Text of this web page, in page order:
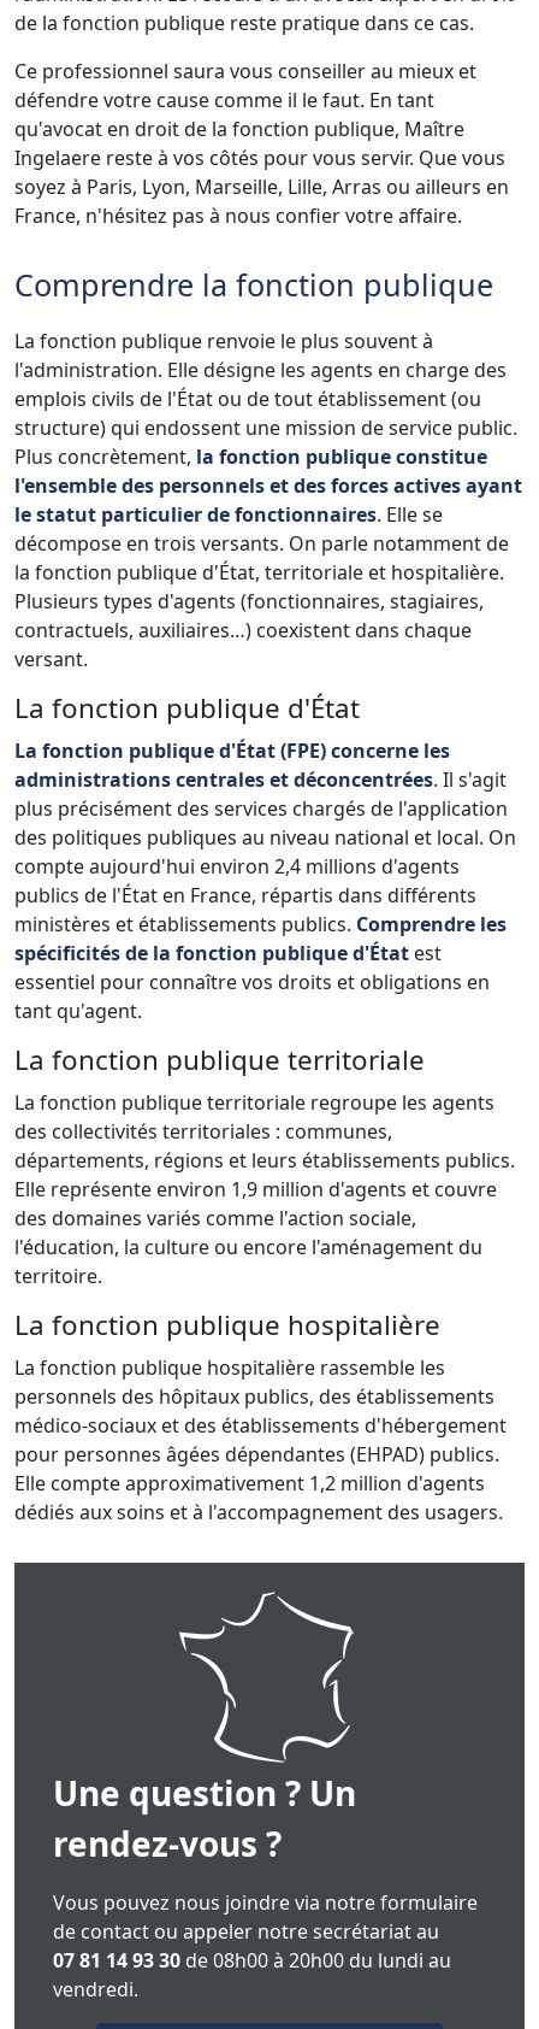
de la fonction publique reste pratique dans ce cas.
Ce professionnel saura vous conseiller au mieux et
défendre votre cause comme il le faut. En tant
qu'avocat en droit de la fonction publique, Maître
Ingelaere reste à vos côtés pour vous servir. Que vous
soyez à Paris, Lyon, Marseille, Lille, Arras ou ailleurs en
France, n'hésitez pas à nous confier votre affaire.
Comprendre la fonction publique
La fonction publique renvoie le plus souvent à
l'administration. Elle désigne les agents en charge des
emplois civils de l'État ou de tout établissement (ou
structure) qui endossent une mission de service public.
Plus concrètement, la fonction publique constitue
l'ensemble des personnels et des forces actives ayant
le statut particulier de fonctionnaires. Elle se
décompose en trois versants. On parle notamment de
la fonction publique d'État, territoriale et hospitalière.
Plusieurs types d'agents (fonctionnaires, stagiaires,
contractuels, auxiliaires…) coexistent dans chaque
versant.
La fonction publique d'État
La fonction publique d'État (FPE) concerne les
administrations centrales et déconcentrées. Il s'agit
plus précisément des services chargés de l'application
des politiques publiques au niveau national et local. On
compte aujourd'hui environ 2,4 millions d'agents
publics de l'État en France, répartis dans différents
ministères et établissements publics. Comprendre les
spécificités de la fonction publique d'État est
essentiel pour connaître vos droits et obligations en
tant qu'agent.
La fonction publique territoriale
La fonction publique territoriale regroupe les agents
des collectivités territoriales : communes,
départements, régions et leurs établissements publics.
Elle représente environ 1,9 million d'agents et couvre
des domaines variés comme l'action sociale,
l'éducation, la culture ou encore l'aménagement du
territoire.
La fonction publique hospitalière
La fonction publique hospitalière rassemble les
personnels des hôpitaux publics, des établissements
médico-sociaux et des établissements d'hébergement
pour personnes âgées dépendantes (EHPAD) publics.
Elle compte approximativement 1,2 million d'agents
dédiés aux soins et à l'accompagnement des usagers.
Une question ? Un
rendez-vous ?
Vous pouvez nous joindre via notre formulaire
de contact ou appeler notre secrétariat au
07 81 14 93 30 de 08h00 à 20h00 du lundi au
vendredi.